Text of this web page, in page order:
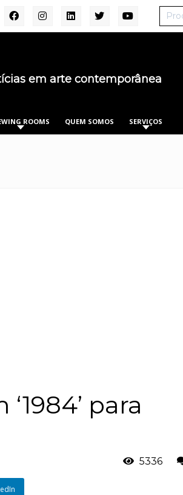
em arte contemporânea
ROOMS QUEM SOMOS SERVIÇOS
para
5336